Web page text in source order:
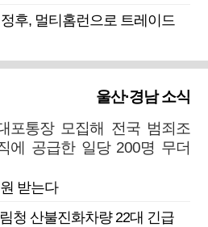
후, 멀티홈런으로 트레이드
울산·경남 소식
포통장 모집해 전국 범죄조
에 공급한 일당 200명 무더
받는다
청 산불진화차량 22대 긴급